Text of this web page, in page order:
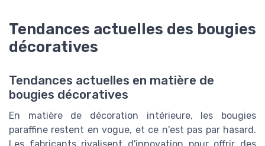
Tendances actuelles des bougies
décoratives
Tendances actuelles en matière de
bougies décoratives
En matière de décoration intérieure, les bougies
paraffine restent en vogue, et ce n'est pas par hasard.
Les fabricants rivalisent d'innovation pour offrir des